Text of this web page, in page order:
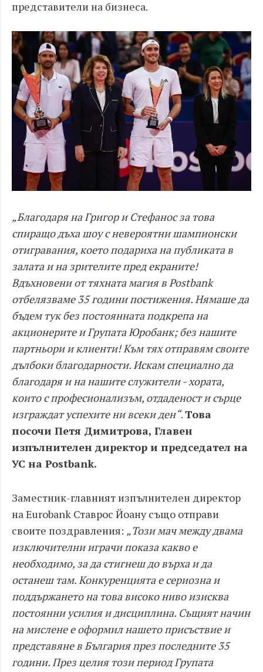
представители на бизнеса.
„Благодаря на Григор и Стефанос за това
спиращо дъха шоу с невероятни шампионски
отигравания, което подариха на публиката в
залата и на зрителите пред екраните!
Вдъхновени от тяхната магия в Postbank
отбелязваме 35 години постижения. Нямаше да
бъдем тук без постоянната подкрепа на
акционерите и Групата Юробанк; без нашите
партньори и клиенти! Към тях отправям своите
дълбоки благодарности. Искам специално да
благодаря и на нашите служители - хората,
които с професионализъм, отдаденост и сърце
изграждат успехите ни всеки ден“.Това
посочи Петя Димитрова, Главен
изпълнителен директор и председател на
УС на Postbank.
Заместник-главният изпълнителен директор
на Eurobank Ставрос Йоану също отправи
своите поздравления: „Този ​​мач между двама
изключителни играчи показа какво е
необходимо, за да стигнеш до върха и да
останеш там. Конкуренцията е сериозна и
поддържането на това високо ниво изисква
постоянни усилия и дисциплина. Същият начин
на мислене е оформил нашето присъствие и
представяне в България през последните 35
години. През целия този период Групата